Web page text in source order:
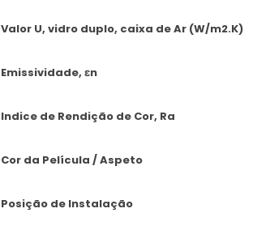
Valor U, vidro duplo, caixa de Ar (W/m2.K)
Emissividade, εn
Indice de Rendição de Cor, Ra
Cor da Película / Aspeto
Posição de Instalação